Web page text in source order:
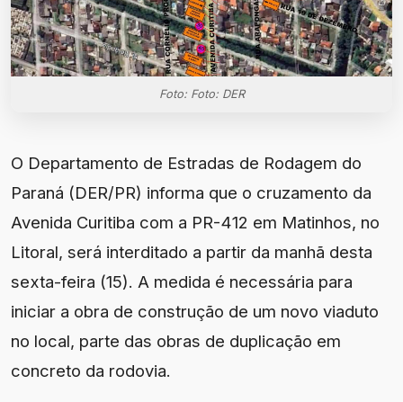
Foto: Foto: DER
O Departamento de Estradas de Rodagem do
Paraná (DER/PR) informa que o cruzamento da
Avenida Curitiba com a PR-412 em Matinhos, no
Litoral, será interditado a partir da manhã desta
sexta-feira (15). A medida é necessária para
iniciar a obra de construção de um novo viaduto
no local, parte das obras de duplicação em
concreto da rodovia.